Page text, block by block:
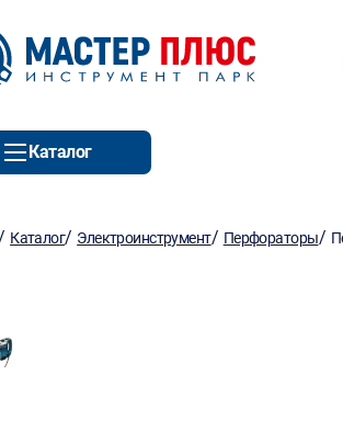
Каталог
Каталог/ Электроинструмент/ Перфораторы/